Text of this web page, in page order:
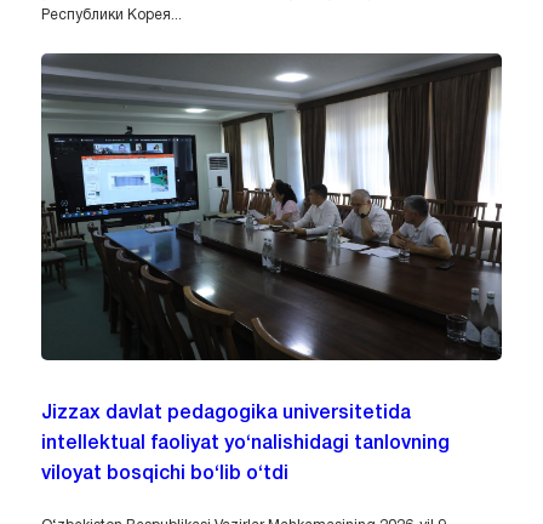
Республики Корея...
Jizzax davlat pedagogika universitetida
intellektual faoliyat yo‘nalishidagi tanlovning
viloyat bosqichi bo‘lib o‘tdi